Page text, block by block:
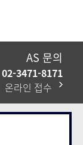
AS 문의
02-3471-8171
온라인 접수